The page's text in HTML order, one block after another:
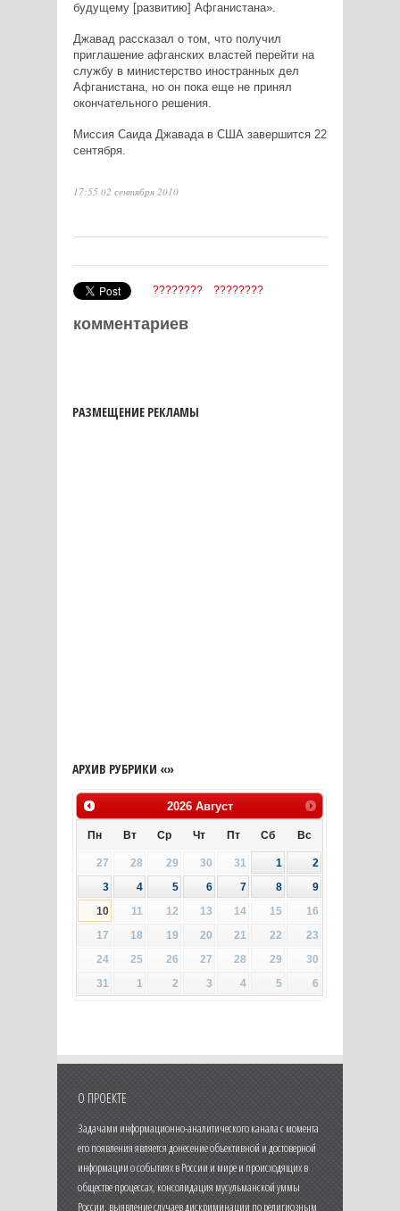
будущему [развитию] Афганистана».
Джавад рассказал о том, что получил
приглашение афганских властей перейти на
службу в министерство иностранных дел
Афганистана, но он пока еще не принял
окончательного решения.
Миссия Саида Джавада в США завершится 22
сентября.
17:55 02 сентября 2010
???????? ????????
комментариев
РАЗМЕЩЕНИЕ РЕКЛАМЫ
АРХИВ РУБРИКИ «»
2026 Август
Пн Вт Ср Чт Пт Сб Вс
27 28 29 30 31 1
2
3
4 5 6 7 8
9
10
11 12 13 14 15
16
17
18 19 20 21 22
23
24
25 26 27 28 29
30
31
1 2 3 4 5 6
О ПРОЕКТЕ
Задачами информационно-аналитического канала с момента
его появления является донесение объективной и достоверной
информации о событиях в России и мире и происходящих в
обществе процессах, консолидация мусульманской уммы
России, выявление случаев дискриминации по религиозным